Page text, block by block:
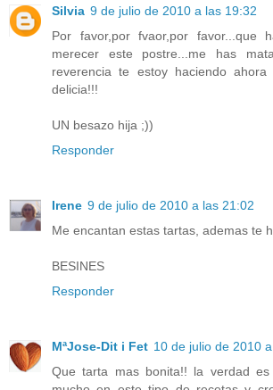
Silvia 9 de julio de 2010 a las 19:32
Por favor,por fvaor,por favor...que
merecer este postre...me has
reverencia te estoy haciendo ahora
delicia!!!
UN besazo hija ;))
Responder
Irene 9 de julio de 2010 a las 21:02
Me encantan estas tartas, ademas te
BESINES
Responder
MªJose-Dit i Fet 10 de julio de 2010
Que tarta mas bonita!! la verdad